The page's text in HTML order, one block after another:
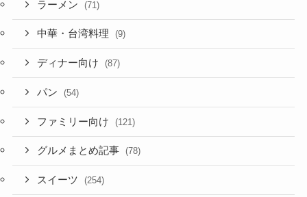
ラーメン (71)
中華・台湾料理 (9)
ディナー向け (87)
パン (54)
ファミリー向け (121)
グルメまとめ記事 (78)
スイーツ (254)